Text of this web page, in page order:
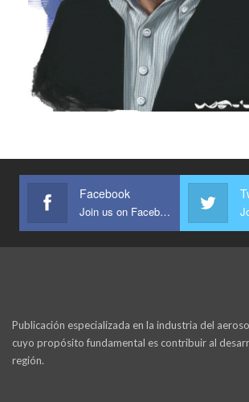
Facebook
Join us on Facebook
Publicación especializada en la industria del
cuyo propósito fundamental es contribuir al
región.